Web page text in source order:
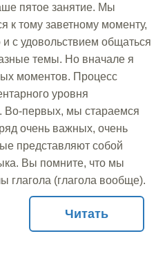
пятое занятие. Мы
к тому заветному моменту,
с удовольствием общаться
темы. Но вначале я
моментов. Процесс
уровня
Во-первых, мы стараемся
очень важных, очень
представляют собой
Вы помните, что мы
глагола (глагола вообще).
Читать